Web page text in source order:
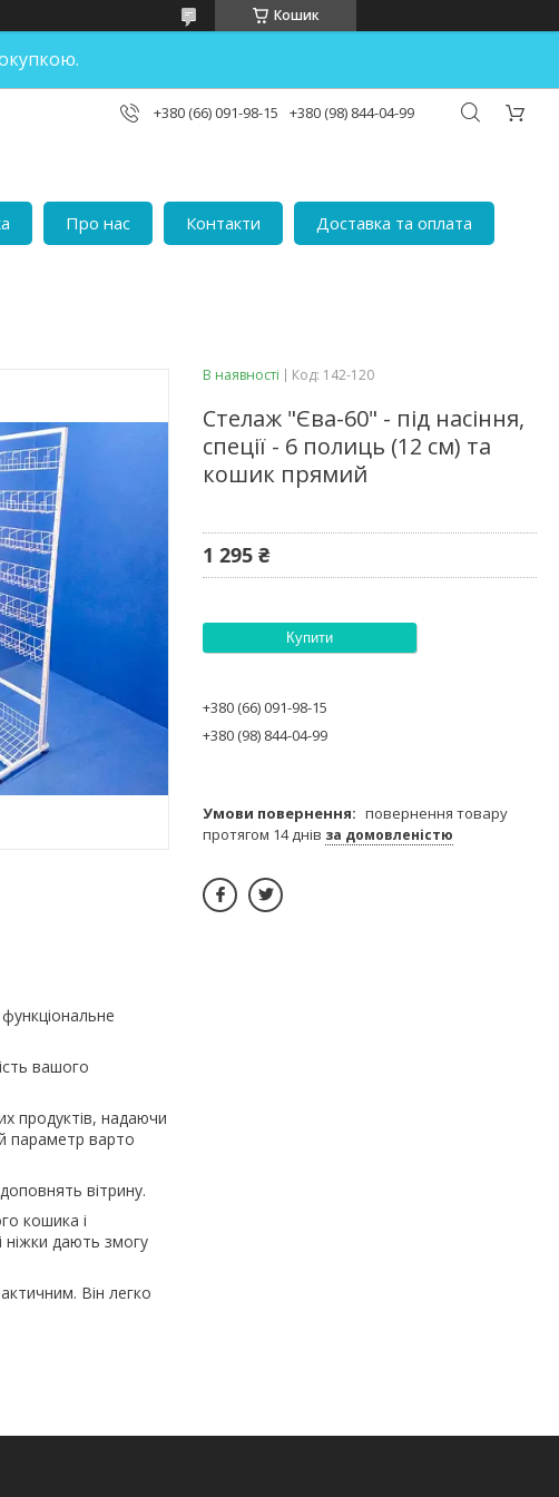
Кошик
+380 (66) 091-98-15 +380 (98) 844-04-99
Про нас Контакти Доставка та оплата
вашого
продуктів, надаючи
параметр варто
вітрину.
кошика і
ніжки дають змогу
Він легко
В наявності Код: 142-120
Стелаж "Єва-60" - під насіння,
спеції - 6 полиць (12 см) та
кошик прямий
1 295 ₴
Купити
+380 (66) 091-98-15
+380 (98) 844-04-99
повернення товару
протягом 14 днів за домовленістю